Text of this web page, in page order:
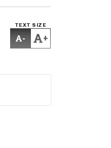
TEXT SIZE
- +